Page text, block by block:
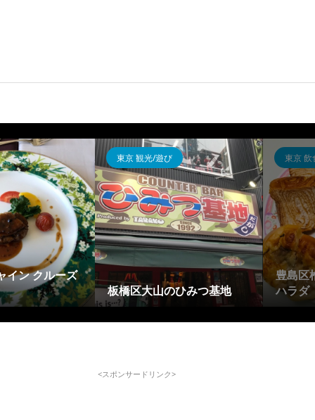
イン クルーズ
東京 観光/遊び
板橋区大山のひみつ基地
東京 飲
豊島区
ハラダ
<スポンサードリンク>